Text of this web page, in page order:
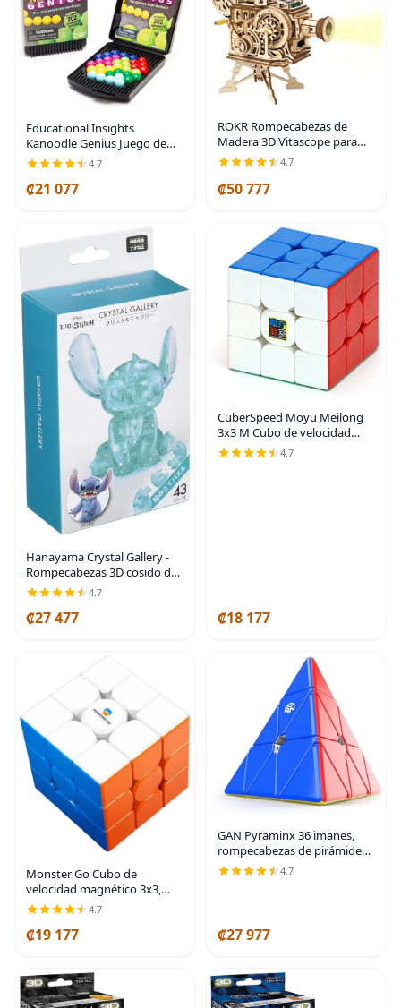
Educational Insights
Kanoodle Genius Juego de
Rompecabezas 3D para
Cerebro y Desafíos
Intelectuales para Adultos,
4.7
₡21 077
ROKR Rompecabezas de
Madera 3D Vitascope para
Adultos - Kits de
Construcción de Modelos
Construcción Mecánica para
4.7
₡50 777
Hanayama Crystal Gallery -
Rompecabezas 3D cosido de
43 piezas
4.7
₡27 477
CuberSpeed Moyu Meilong
3x3 M Cubo de velocidad
magnético sin adhesivo MFJS
MEILONG 3x3x3 M Cubing
4.7
₡18 177
Monster Go Cubo de
velocidad magnético 3x3,
cubo mágico sin calcomanías
de 48 imanes, juguete de
rompecabezas 3D educativo
4.7
₡19 177
GAN Pyraminx 36 imanes,
rompecabezas de pirámide
magnética de velocidad,
cubo triangular sin
4.7
₡27 977